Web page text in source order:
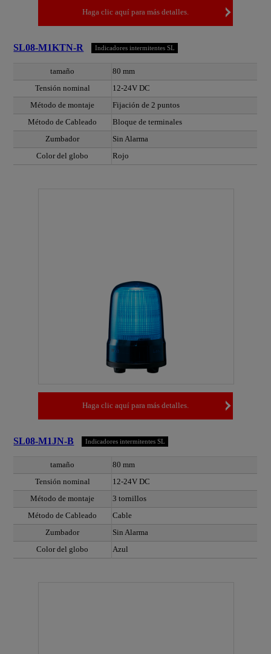
Haga clic aquí para más detalles.
SL08-M1KTN-R Indicadores intermitentes SL
tamaño
80 mm
Tensión nominal
12-24V DC
Método de montaje
Fijación de 2 puntos
Método de Cableado
Bloque de terminales
Zumbador
Sin Alarma
Color del globo
Rojo
Haga clic aquí para más detalles.
SL08-M1JN-B Indicadores intermitentes SL
tamaño
80 mm
Tensión nominal
12-24V DC
Método de montaje
3 tornillos
Método de Cableado
Cable
Zumbador
Sin Alarma
Color del globo
Azul